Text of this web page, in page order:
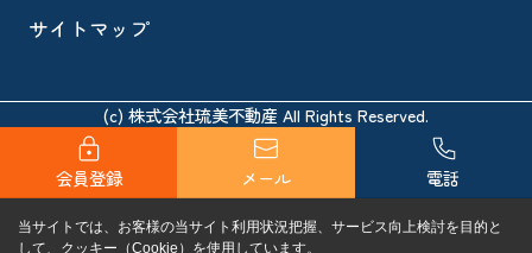
サイトマップ
(c) 株式会社琉美不動産 All Rights Reserved.
会員登録 メール 電話
当サイトでは、お客様の当サイト利用状況把握、サービス向上検討を目的と
して、クッキー（Cookie）を使用しています。